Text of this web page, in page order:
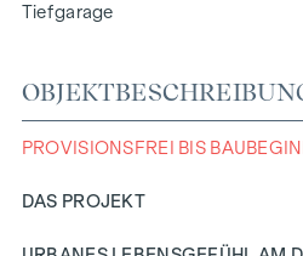
Tiefgarage
PROVISIONSFREI BIS
DAS PROJEKT